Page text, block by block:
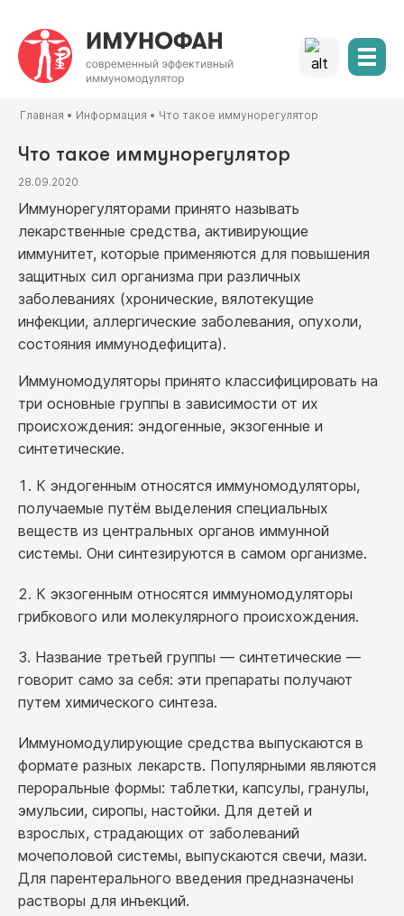
Главная • Информация • Что такое иммунорегулятор
Что такое иммунорегулятор
28.09.2020
Иммунорегуляторами принято называть
лекарственные средства, активирующие
иммунитет, которые применяются для повышения
защитных сил организма при различных
заболеваниях (хронические, вялотекущие
инфекции, аллергические заболевания, опухоли,
состояния иммунодефицита).
Иммуномодуляторы принято классифицировать на
три основные группы в зависимости от их
происхождения: эндогенные, экзогенные и
синтетические.
К эндогенным относятся иммуномодуляторы,
получаемые путём выделения специальных
веществ из центральных органов иммунной
системы. Они синтезируются в самом организме.
К экзогенным относятся иммуномодуляторы
грибкового или молекулярного происхождения.
Название третьей группы — синтетические —
говорит само за себя: эти препараты получают
путем химического синтеза.
Иммуномодулирующие средства выпускаются в
формате разных лекарств. Популярными являются
пероральные формы: таблетки, капсулы, гранулы,
эмульсии, сиропы, настойки. Для детей и
взрослых, страдающих от заболеваний
мочеполовой системы, выпускаются свечи, мази.
Для парентерального введения предназначены
растворы для инъекций.